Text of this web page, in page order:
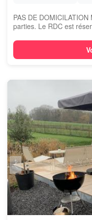
PAS DE
parties. Le RDC est